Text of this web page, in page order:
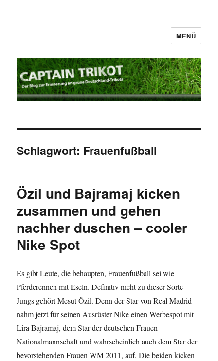
MENÜ
Schlagwort: Frauenfußball
Özil und Bajramaj kicken
zusammen und gehen
nachher duschen – cooler
Nike Spot
Es gibt Leute, die behaupten, Frauenfußball sei wie
Pferderennen mit Eseln. Definitiv nicht zu dieser Sorte
Jungs gehört Mesut Özil. Denn der Star von Real Madrid
nahm jetzt für seinen Ausrüster Nike einen Werbespot mit
Lira Bajramaj, dem Star der deutschen Frauen
Nationalmannschaft und wahrscheinlich auch dem Star der
bevorstehenden Frauen WM 2011, auf. Die beiden kicken